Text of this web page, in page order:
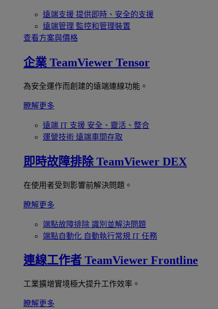
遠端支援 提供即時、安全的支援
遠端管理 監控和管理裝置
查看方案與價格
企業 TeamViewer Tensor
為安全運作而創建的遠端連線功能。
瞭解更多
遠端 IT 支援 安全、靈活、整合
運營技術 遠端車間存取
即時故障排除 TeamViewer DEX
在使用者受到影響前解決問題。
瞭解更多
端點故障排除 識別並解決問題
端點自動化 自動執行常規 IT 任務
連線工作者 TeamViewer Frontline
工業擴增實境極大提升工作效率。
瞭解更多